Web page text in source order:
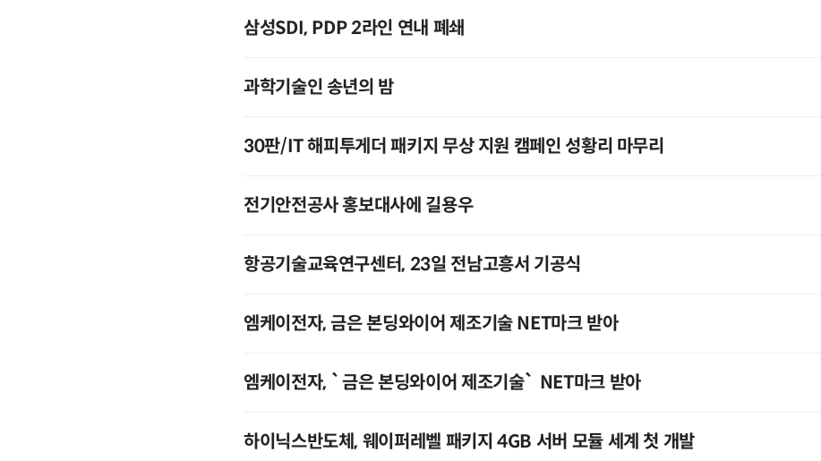
삼성SDI, PDP 2라인 연내 폐쇄
과학기술인 송년의 밤
30판/IT 해피투게더 패키지 무상 지원 캠페인 성황리 마무리
전기안전공사 홍보대사에 길용우
항공기술교육연구센터, 23일 전남고흥서 기공식
엠케이전자, 금­은 본딩와이어 제조기술 NET마크 받아
엠케이전자, `금­은 본딩와이어 제조기술` NET마크 받아
하이닉스반도체, 웨이퍼레벨 패키지 4GB 서버 모듈 세계 첫 개발